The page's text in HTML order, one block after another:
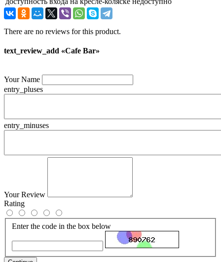
There are no reviews for this product.
text_review_add «Cafe Bar»
Your Name
entry_pluses
entry_minuses
Your Review
Rating
Enter the code in the box below